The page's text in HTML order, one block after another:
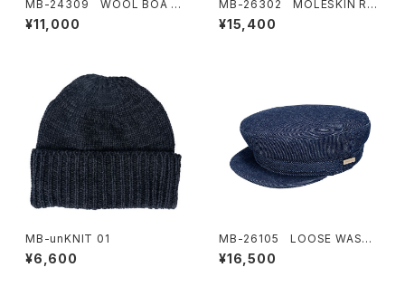
MB-24309 WOOL BOA W
ATCH
¥11,000
MB-26302 MOLESKIN RIB
BON BERET
¥15,400
MB-unKNIT 01
¥6,600
MB-26105 LOOSE WASH
MARINE CAP
¥16,500